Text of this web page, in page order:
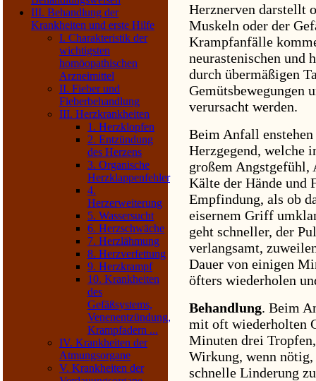
III. Behandlung der
Krankheiten und erste Hilfe
I. Charakteristik der
wichtigsten
homöopathischen
Arzneimittel
II. Fieber und
Fieberbehandlung
III. Herzkrankheiten
1. Herzklopfen
2. Entzündung
des Herzens
3. Organische
Herzklappenfehler
4.
Herzerweiterung
5. Wassersucht
6. Herzschwäche
7. Herzlähmung
8. Herzverfettung
9. Herzkrampf
10. Krankheiten
des
Gefäßsystems,
Venenentzündung,
Krampfadern ...
IV. Krankheiten der
Atmungsorgane
V. Krankheiten der
Herznerven darstellt
Muskeln oder der
Krampfanfälle
neurastenischen und
durch übermäßigen
Gemütsbewegungen
verursacht werden.
Beim Anfall
Herzgegend, welche
großem Angstgefühl,
Kälte der Hände und
Empfindung, als ob
eisernem Griff
geht schneller, der
verlangsamt,
Dauer von einigen
öfters wiederholen
Behandlung. Beim
mit oft wiederholten
Minuten drei
Wirkung, wenn
schnelle Linderung